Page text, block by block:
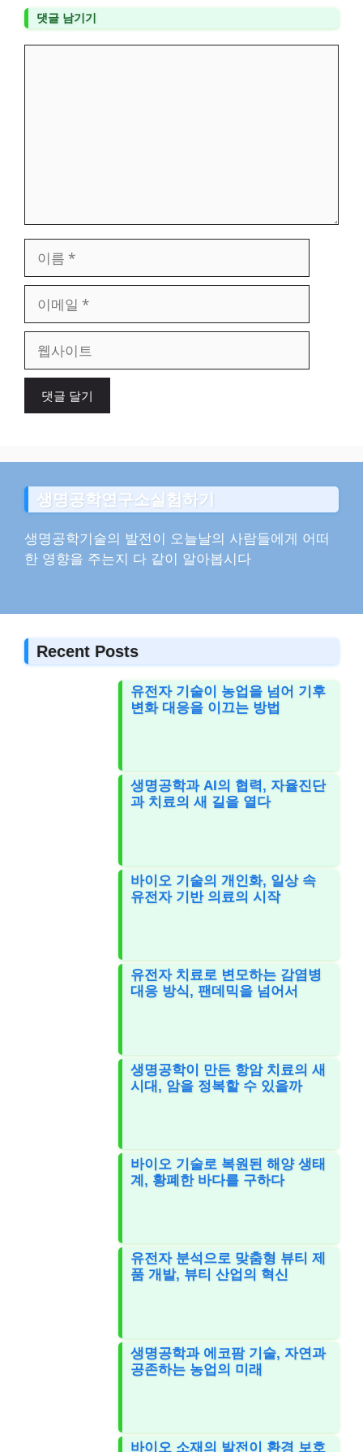
댓글 남기기
일
이
생명공학연구소실험하기
생명공학기술의 발전이 오늘날의 사람들에게 어떠
한 영향을 주는지 다 같이 알아봅시다
Recent Posts
유전자 기술이 농업을 넘어 기후
변화 대응을 이끄는 방법
생명공학과 AI의 협력, 자율진단
과 치료의 새 길을 열다
바이오 기술의 개인화, 일상 속
유전자 기반 의료의 시작
유전자 치료로 변모하는 감염병
대응 방식, 팬데믹을 넘어서
생명공학이 만든 항암 치료의 새
시대, 암을 정복할 수 있을까
바이오 기술로 복원된 해양 생태
계, 황폐한 바다를 구하다
유전자 분석으로 맞춤형 뷰티 제
품 개발, 뷰티 산업의 혁신
생명공학과 에코팜 기술, 자연과
공존하는 농업의 미래
바이오 소재의 발전이 환경 보호